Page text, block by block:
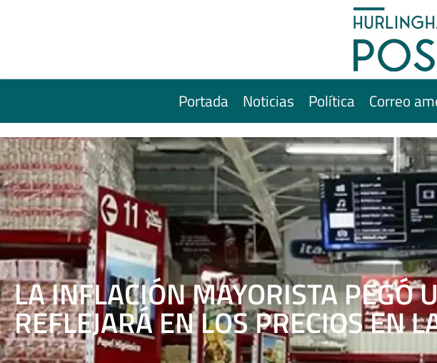
Portada Noticias Política Correo
LA INFLACIÓN MAYORISTA PEGÓ
REFLEJARÁ EN LOS PRECIOS EN